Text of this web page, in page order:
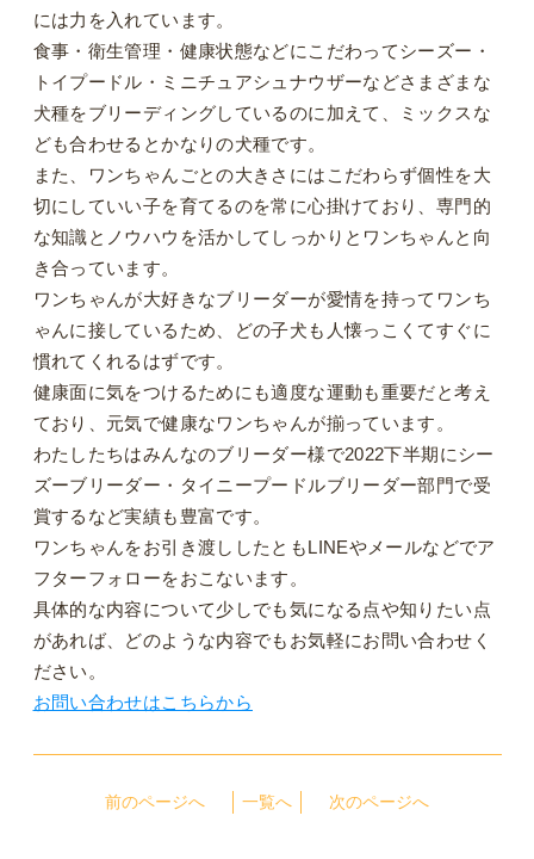
には力を入れています。
食事・衛生管理・健康状態などにこだわってシーズー・
トイプードル・ミニチュアシュナウザーなどさまざまな
犬種をブリーディングしているのに加えて、ミックスな
ども合わせるとかなりの犬種です。
また、ワンちゃんごとの大きさにはこだわらず個性を大
切にしていい子を育てるのを常に心掛けており、専門的
な知識とノウハウを活かしてしっかりとワンちゃんと向
き合っています。
ワンちゃんが大好きなブリーダーが愛情を持ってワンち
ゃんに接しているため、どの子犬も人懐っこくてすぐに
慣れてくれるはずです。
健康面に気をつけるためにも適度な運動も重要だと考え
ており、元気で健康なワンちゃんが揃っています。
わたしたちはみんなのブリーダー様で2022下半期にシー
ズーブリーダー・タイニープードルブリーダー部門で受
賞するなど実績も豊富です。
ワンちゃんをお引き渡ししたともLINEやメールなどでア
フターフォローをおこないます。
具体的な内容について少しでも気になる点や知りたい点
があれば、どのような内容でもお気軽にお問い合わせく
ださい。
お問い合わせはこちらから
前のページへ 一覧へ 次のページへ